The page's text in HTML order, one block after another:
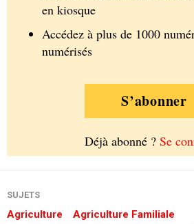
en kiosque
Accédez à plus de 1000
numérisés
S’abonner
Déjà abonné ? Se
SUJETS
Agriculture
Agriculture Familiale